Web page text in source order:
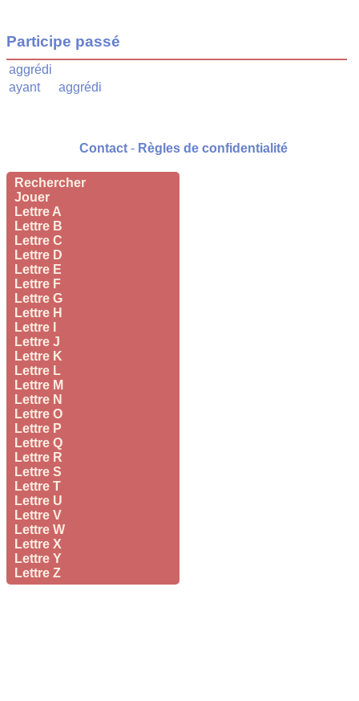
Rechercher
Jouer
Lettre A
Lettre B
Lettre C
Lettre D
Lettre E
Lettre F
Lettre G
Lettre H
Lettre I
Lettre J
Lettre K
Lettre L
Lettre M
Lettre N
Lettre O
Lettre P
Lettre Q
Lettre R
Lettre S
Lettre T
Lettre U
Lettre V
Lettre W
Lettre X
Lettre Y
Lettre Z
Participe passé
aggrédi
ayant
aggrédi
Contact - Règles de confidentialité